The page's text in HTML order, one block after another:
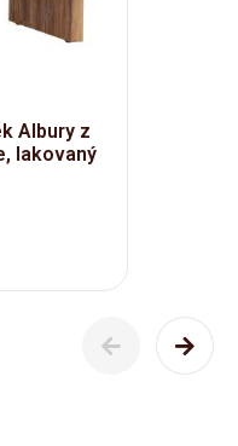
Albury z
lakovaný